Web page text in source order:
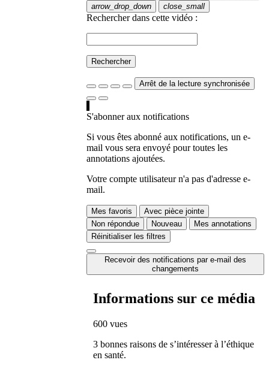
arrow_drop_down
close_small
Rechercher dans cette vidéo :
Rechercher
Arrêt de la lecture synchronisée
S'abonner aux notifications
Si vous êtes abonné aux notifications, un e-
mail vous sera envoyé pour toutes les
annotations ajoutées.
Votre compte utilisateur n'a pas d'adresse e-
mail.
Mes favoris
Avec pièce jointe
Non répondue
Nouveau
Mes annotations
Réinitialiser les filtres
Recevoir des notifications par e-mail des
changements
Informations sur ce média
600 vues
3 bonnes raisons de s’intéresser à l’éthique
en santé.